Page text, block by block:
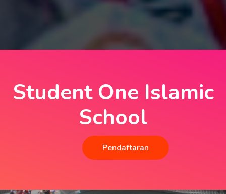
Student One Islamic
School
Pendaftaran